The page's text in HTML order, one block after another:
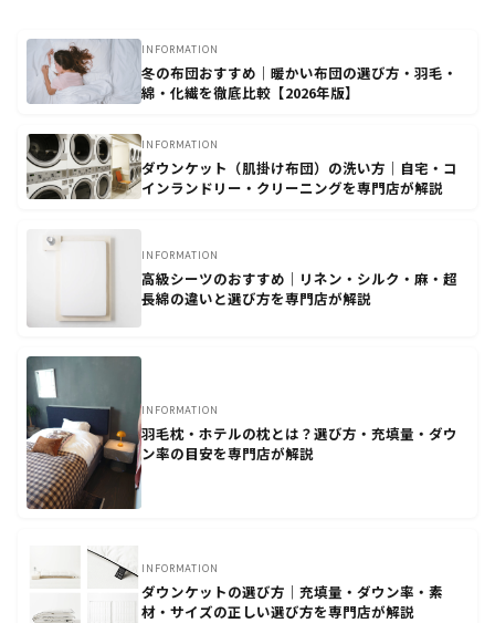
INFORMATION
冬の布団おすすめ｜暖かい布団の選び方・羽毛・
綿・化繊を徹底比較【2026年版】
INFORMATION
ダウンケット（肌掛け布団）の洗い方｜自宅・コ
インランドリー・クリーニングを専門店が解説
INFORMATION
高級シーツのおすすめ｜リネン・シルク・麻・超
長綿の違いと選び方を専門店が解説
INFORMATION
羽毛枕・ホテルの枕とは？選び方・充填量・ダウ
ン率の目安を専門店が解説
INFORMATION
ダウンケットの選び方｜充填量・ダウン率・素
材・サイズの正しい選び方を専門店が解説